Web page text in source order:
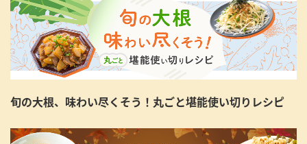
旬の大根、味わい尽くそう！丸ごと堪能使い切りレシピ